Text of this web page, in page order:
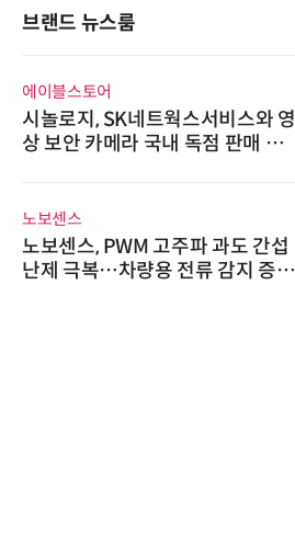
브랜드 뉴스룸
에이블스토어
시놀로지, SK네트웍스서비스와 영
상 보안 카메라 국내 독점 판매 파
노보센스
노보센스, PWM 고주파 과도 간섭
난제 극복…차량용 전류 감지 증폭